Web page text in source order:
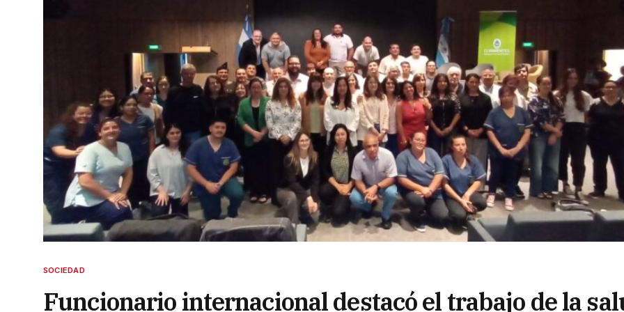
SOCIEDAD
Funcionario internacional destacó el trabajo de la